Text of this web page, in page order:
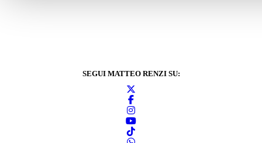
SEGUI MATTEO RENZI SU: